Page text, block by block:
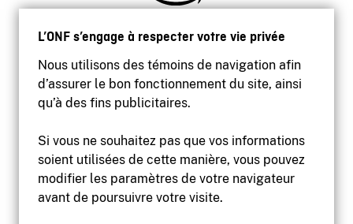
L’ONF s’engage à respecter votre vie privée
Nous utilisons des témoins de navigation afin
d’assurer le bon fonctionnement du site, ainsi
qu’à des fins publicitaires.
Si vous ne souhaitez pas que vos informations
soient utilisées de cette manière, vous pouvez
modifier les paramètres de votre navigateur
avant de poursuivre votre visite.
Accessibilité
Site institutionnel